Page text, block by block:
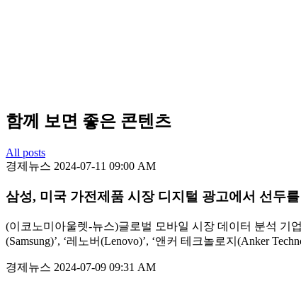
함께 보면 좋은 콘텐츠
All posts
경제뉴스 2024-07-11 09:00 AM
삼성, 미국 가전제품 시장 디지털 광고에서 선두
(이코노미아울렛-뉴스)글로벌 모바일 시장 데이터 분석 기
(Samsung)’, ‘레노버(Lenovo)’, ‘앤커 테크놀로지(Anker
경제뉴스 2024-07-09 09:31 AM